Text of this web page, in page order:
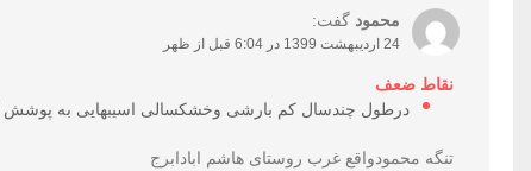
محمود گفت:
24 اردیبهشت 1399 در 6:04 قبل از ظهر
نقاط ضعف
درطول چندسال کم بارشی وخشکسالی اسیبهایی به پوشش
تنگه محمودواقع غرب روستای هاشم ابادابرج